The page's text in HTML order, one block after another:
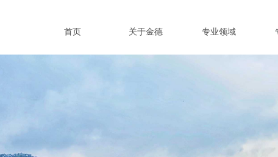
首页 关于金德 专业领域